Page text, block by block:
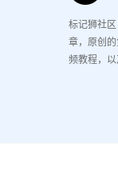
标记狮社
章，原创
频教程，以